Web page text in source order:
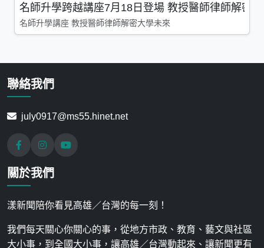
名師升學跨越講座7月18日登場 教授醫師律師解密
名師升學講座 教授醫師律師解密大學未來
聯絡我們
july0917@ms55.hinet.net
關於我們
漾新聞陪你看見高雄／台灣的每一刻！
我們每天關心你關心的事，從地方市政、教育、藝文與社區
大小事，到全國大小事，讓高雄／台灣動起來、讓新聞更有